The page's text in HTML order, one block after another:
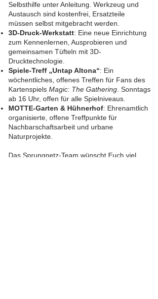
Selbsthilfe unter Anleitung. Werkzeug und
Austausch sind kostenfrei, Ersatzteile
müssen selbst mitgebracht werden.
3D-Druck-Werkstatt: Eine neue Einrichtung
zum Kennenlernen, Ausprobieren und
gemeinsamen Tüfteln mit 3D-
Drucktechnologie.
Spiele-Treff „Untap Altona“: Ein
wöchentliches, offenes Treffen für Fans des
Kartenspiels Magic: The Gathering . Sonntags
ab 16 Uhr, offen für alle Spielniveaus.
MOTTE-Garten & Hühnerhof: Ehrenamtlich
organisierte, offene Treffpunkte für
Nachbarschaftsarbeit und urbane
Naturprojekte.
Das Sprungnetz-Team wünscht Euch viel